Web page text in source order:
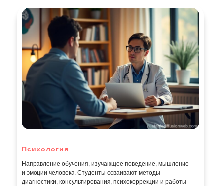
Психология
Направление обучения, изучающее поведение, мышление
и эмоции человека. Студенты осваивают методы
диагностики, консультирования, психокоррекции и работы